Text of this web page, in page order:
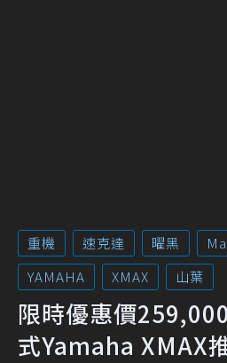
重機 速克達 曜黑
YAMAHA
XMAX 山葉
限時優惠價
式Yamaha XMAX